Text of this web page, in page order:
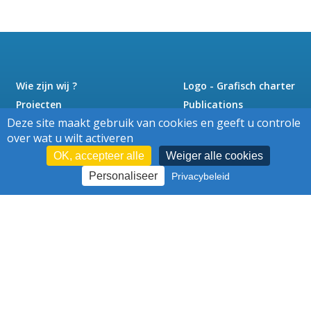
Wie zijn wij ?
Projecten
Nieuws
Jobs
Logo - Grafisch charter
Publications
Pers
Deze site maakt gebruik van cookies en geeft u controle
over wat u wilt activeren
OK, accepteer alle
Weiger alle cookies
Personaliseer
Privacybeleid